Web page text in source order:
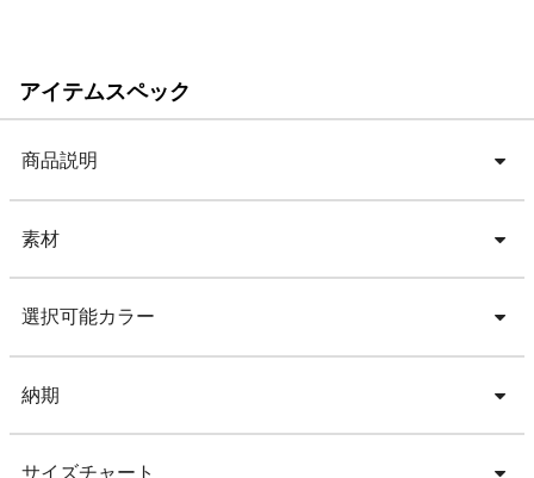
アイテムスペック
商品説明
素材
選択可能カラー
納期
サイズチャート